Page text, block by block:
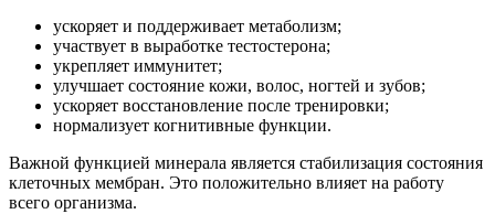
ускоряет и поддерживает метаболизм;
участвует в выработке тестостерона;
укрепляет иммунитет;
улучшает состояние кожи, волос, ногтей и зубов;
ускоряет восстановление после тренировки;
нормализует когнитивные функции.
Важной функцией минерала является стабилизация состояния
клеточных мембран. Это положительно влияет на работу
всего организма.